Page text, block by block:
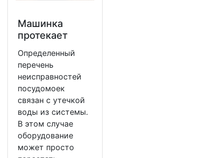
Машинка
протекает
Определенный
перечень
неисправностей
посудомоек
связан с утечкой
воды из системы.
В этом случае
оборудование
может просто